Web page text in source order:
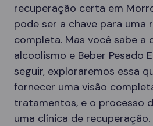
recuperação certa em
pode ser a chave para uma
completa. Mas você sabe a
alcoolismo e Beber Pesado
seguir, exploraremos essa
fornecer uma visão
tratamentos, e o processo
uma clínica de recuperação.